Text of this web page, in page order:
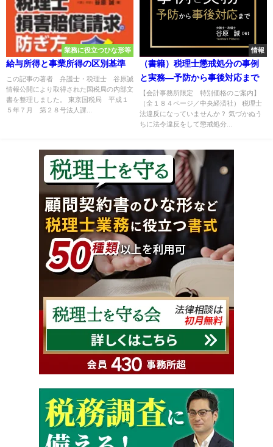
業務に役立つひな形等
給与所得と事業所得の区別基準
この記事の著者 弁護士・税理士 谷原誠
情報公開により取得された国税局の内部文
書を整理しました。 東京国税局 平成１
５年７月 第２８号法人課...
情報
（書籍）税理士懲戒処分の事例
と実務―予防から事後対応まで
【会計事務所限定 特別価格のご案内】
（全１８４ページ／中央経済社） 税理士
法違反になっていませんか？ 気づかぬう
ちに法令違反をして懲戒処分...